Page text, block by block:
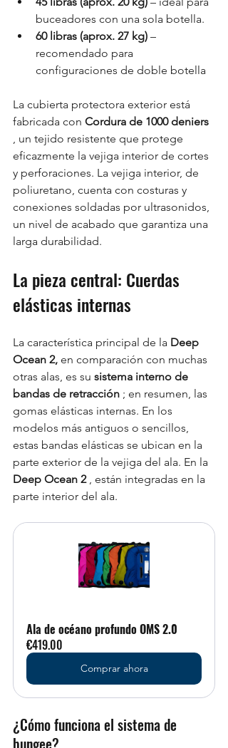
buceadores con una sola botella.
60 libras (aprox. 27 kg) –
recomendado para
configuraciones de doble botella
La cubierta protectora exterior está
fabricada con Cordura de 1000 deniers
, un tejido resistente que protege
eficazmente la vejiga interior de cortes
y perforaciones. La vejiga interior, de
poliuretano, cuenta con costuras y
conexiones soldadas por ultrasonidos,
un nivel de acabado que garantiza una
larga durabilidad.
La pieza central: Cuerdas
elásticas internas
La característica principal de la Deep
Ocean 2, en comparación con muchas
otras alas, es su sistema interno de
bandas de retracción ; en resumen, las
gomas elásticas internas. En los
modelos más antiguos o sencillos,
estas bandas elásticas se ubican en la
parte exterior de la vejiga del ala. En la
Deep Ocean 2 , están integradas en la
parte interior del ala.
Ala de océano profundo OMS 2.0
€419.00
Comprar ahora
¿Cómo funciona el sistema de